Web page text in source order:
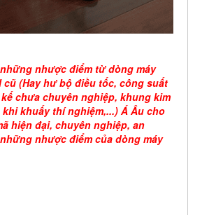
nhược điểm từ dòng máy
cũ (Hay hư bộ điều tốc, công suất
chưa chuyên nghiệp, khung kim
khuấy thí nghiệm,...) Á Âu cho
hiện đại, chuyên nghiệp, an
nhược điểm của dòng máy